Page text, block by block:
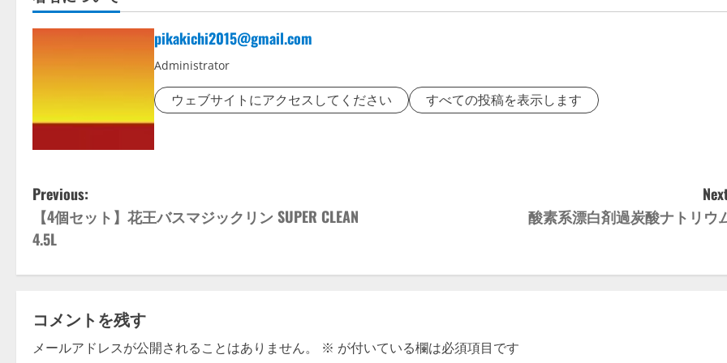
pikakichi2015@gmail.com
Administrator
ウェブサイトにアクセスしてください すべての投稿を表示します
P
o
s
n
Previous:
【4個セット】花王バスマジックリン SUPER CLEAN
4.5L
酸素系漂白剤過炭酸ナトリウ
コメントを残す
メールアドレスが公開されることはありません。 ※ が付いている欄は必須項目です